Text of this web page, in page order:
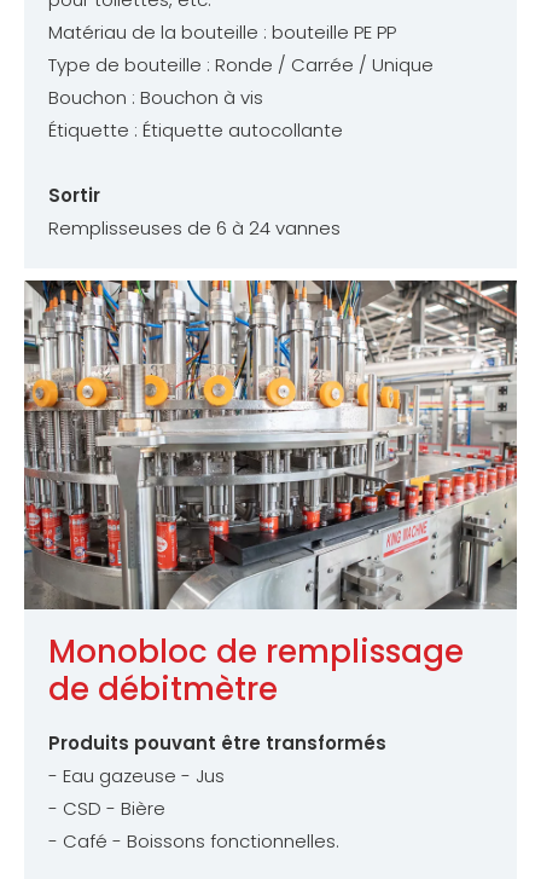
Matériau de la bouteille : bouteille PE PP
Type de bouteille : Ronde / Carrée / Unique
Bouchon : Bouchon à vis
Étiquette : Étiquette autocollante
Sortir
Remplisseuses de 6 à 24 vannes
Monobloc de remplissage
de débitmètre
Produits pouvant être transformés
- Eau gazeuse - Jus
- CSD - Bière
- Café - Boissons fonctionnelles.